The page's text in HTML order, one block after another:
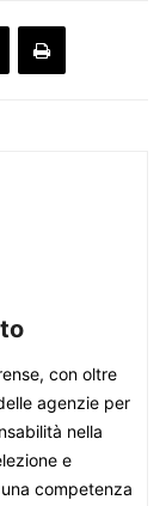
con oltre
agenzie per
nella
e
competenza